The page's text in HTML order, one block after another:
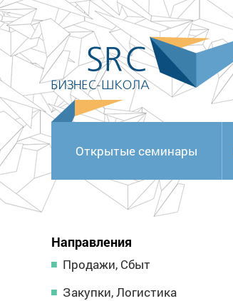
<
Открытые семинары
Направления
Продажи, Сбыт
Закупки, Логистика